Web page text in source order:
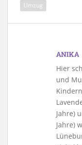
Umzug
ANIKA
Hier
und
Jahre)
Jahre)